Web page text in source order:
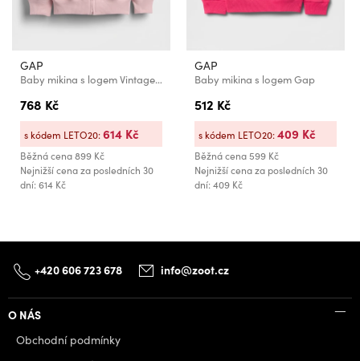
GAP
Baby mikina s logem VintageSoft GAP
768 Kč
Běžná cena899 Kč
Nejnižší cena za posledních 30
dní: 614 Kč
s kódem LETO20:614 Kč
GAP
Baby mikina s logem Gap
512 Kč
Běžná cena599 Kč
Nejnižší cena za posledních 30
dní: 409 Kč
s kódem LETO20:409 Kč
+420 606 723 678 info@zoot.cz
O NÁS
Obchodní podmínky